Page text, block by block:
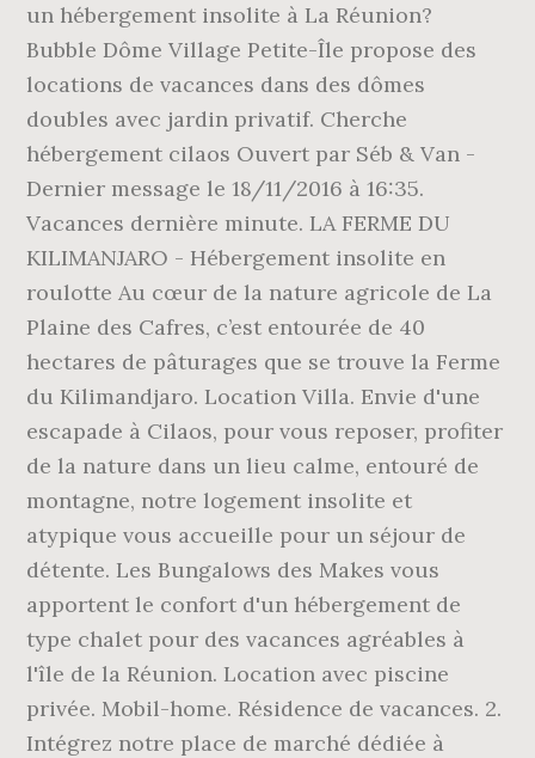
un hébergement insolite à La Réunion?
Bubble Dôme Village Petite-Île propose des
locations de vacances dans des dômes
doubles avec jardin privatif. Cherche
hébergement cilaos Ouvert par Séb & Van -
Dernier message le 18/11/2016 à 16:35.
Vacances dernière minute. LA FERME DU
KILIMANJARO - Hébergement insolite en
roulotte Au cœur de la nature agricole de La
Plaine des Cafres, c’est entourée de 40
hectares de pâturages que se trouve la Ferme
du Kilimandjaro. Location Villa. Envie d'une
escapade à Cilaos, pour vous reposer, profiter
de la nature dans un lieu calme, entouré de
montagne, notre logement insolite et
atypique vous accueille pour un séjour de
détente. Les Bungalows des Makes vous
apportent le confort d'un hébergement de
type chalet pour des vacances agréables à
l'île de la Réunion. Location avec piscine
privée. Mobil-home. Résidence de vacances. 2.
Intégrez notre place de marché dédiée à